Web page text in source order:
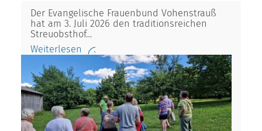
Der Evangelische Frauenbund Vohenstrauß
hat am 3. Juli 2026 den traditionsreichen
Streuobsthof…
Weiterlesen